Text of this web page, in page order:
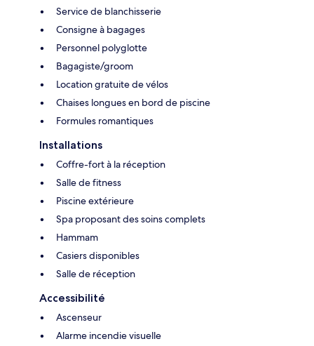
Service de blanchisserie
Consigne à bagages
Personnel polyglotte
Bagagiste/groom
Location gratuite de vélos
Chaises longues en bord de piscine
Formules romantiques
Installations
Coffre-fort à la réception
Salle de fitness
Piscine extérieure
Spa proposant des soins complets
Hammam
Casiers disponibles
Salle de réception
Accessibilité
Ascenseur
Alarme incendie visuelle